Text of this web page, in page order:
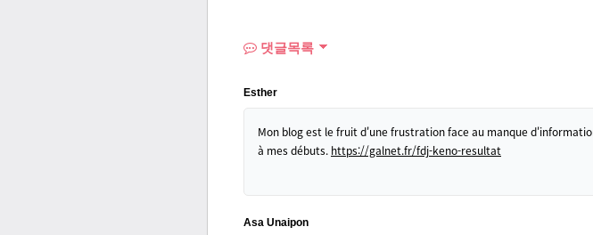
댓글목록
Esther
Mon blog est le fruit d'une frustration face au manque
à mes débuts. https://galnet.fr/fdj-keno-resultat
Asa Unaipon